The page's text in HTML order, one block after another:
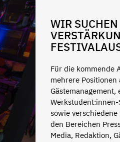
WIR SUCHEN
Für die kommende
mehrere Positionen
Gästemanagement,
sowie
den Bereichen
Media, Redaktion,